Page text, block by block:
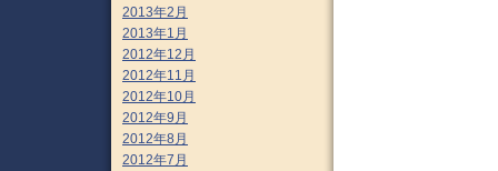
2013年2月
2013年1月
2012年12月
2012年11月
2012年10月
2012年9月
2012年8月
2012年7月